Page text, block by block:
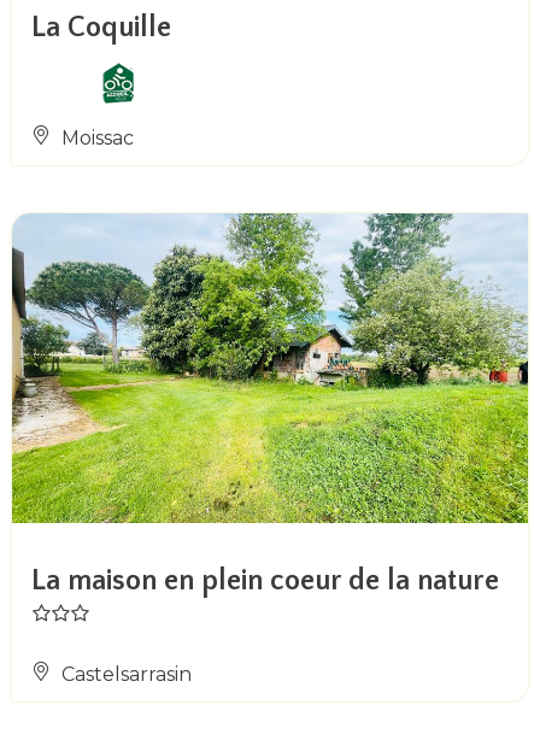
La Coquille
Moissac
La maison en plein coeur de la nature
Castelsarrasin